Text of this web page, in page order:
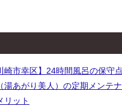
崎市幸区】24時間風呂の保守
湯あがり美人）の定期メンテ
リット